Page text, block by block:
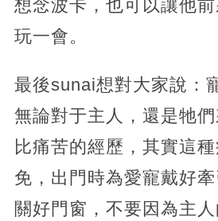
想念波卡，也可以讓他
玩一會。
最後sunai想對大家說：
無論對于主人，還是牠
比痛苦的經歷，其實這
免，出門時為愛寵戴好
關好門窗，不要因為主人